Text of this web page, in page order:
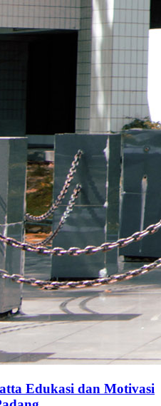
Edukasi dan Motivasi